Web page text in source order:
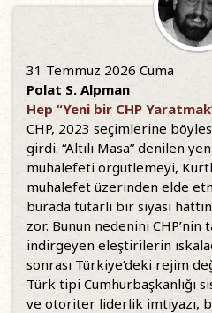
31 Temmuz 2026 Cuma
Polat S. Alpman
Hep “Yeni bir CHP
CHP, 2023 seçimlerine
girdi. “Altılı Masa” denilen
muhalefeti örgütlemeyi,
muhalefet üzerinden elde
burada tutarlı bir siyasi
zor. Bunun nedenini
indirgeyen eleştirilerin
sonrası Türkiye’deki rejim
Türk tipi Cumhurbaşkanlığı
ve otoriter liderlik imtiyazı,